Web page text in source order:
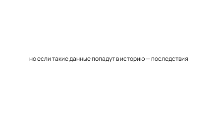
но если такие данные попадут в историю — последствия